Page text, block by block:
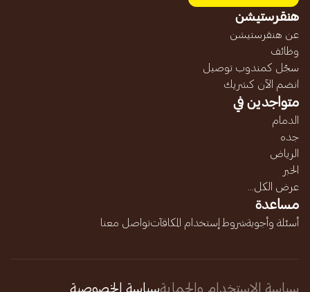
هنقرستيشن
عن هنقرستيشن
وظائف
سجّل كمندوب توصيل
انضم الآن كشريك
متواجدين في
الدمام
جده
الرياض
الخبر
عرض الكل...
مساعدة
أسئلة وأجوبةشروط إستخدام المكافآتتواصل معنا
سياسة الاستخدام والحمايةسياسة الخصوصية